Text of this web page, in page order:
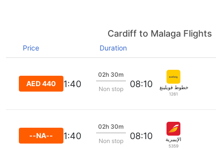
Cardiff to Malaga Flights
Duration
Price
خطوط فويلينغ الجوية
1261
08:10
02h 30m
Non stop
11:40
AED 440
الإيبيرية
5359
08:10
02h 30m
Non stop
11:40
--NA--